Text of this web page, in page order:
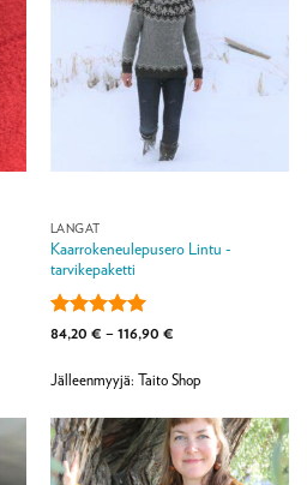
LANGAT
Kaarrokeneulepusero Lintu -
tarvikepaketti
Arvostelu
/ 5
84,20 € – 116,90 €Hintaluokka:
116,90 €
Jälleenmyyjä: Taito Shop